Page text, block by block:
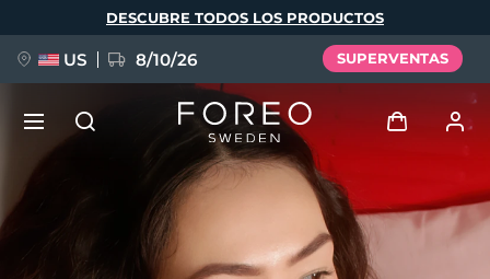
DESCUBRE TODOS LOS PRODUCTOS
US 8/10/26 SUPERVENTAS
Iniciar sesión
Perfil de usuario
BREAKING NEWS
Idioma